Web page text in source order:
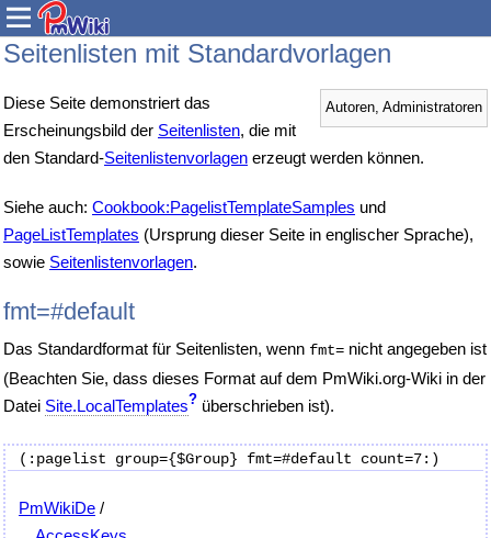
Seitenlisten mit Standardvorlagen
Autoren, Administratoren
Diese Seite demonstriert das
Erscheinungsbild der Seitenlisten, die mit
den Standard-Seitenlistenvorlagen erzeugt werden können.
Siehe auch: Cookbook:PagelistTemplateSamples und
PageListTemplates (Ursprung dieser Seite in englischer Sprache),
sowie Seitenlistenvorlagen.
fmt=#default
Das Standardformat für Seitenlisten, wenn fmt= nicht angegeben ist
(Beachten Sie, dass dieses Format auf dem PmWiki.org-Wiki in der
Datei Site.LocalTemplates? überschrieben ist).
PmWikiDe /